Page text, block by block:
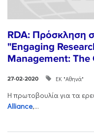
RDA: Πρόσκληση
"Engaging
Management:
27-02-2020 ΕΚ "Αθηνά"
Η πρωτοβουλία για τα
Alliance,...